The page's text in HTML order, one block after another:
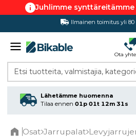
Juhlimme synttäreitämme
Ilmainen toimitus yli
Hintatakuu
Ota
Etsi tuotteita, valmistajia,
Lähetämme huomenna
Tilaa ennen 01p 01t 12m 31s
Osat Jarrupalat